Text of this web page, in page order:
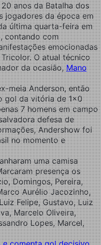
anos da Batalha dos
jogadores da época em
última quarta-feira em
contando com
emocionadas
O atual técnico
da ocasião,Mano
meia Anderson, então
gol da vitória de 1×0
7 homens em campo
defesa de
Andershow foi
no momento e
uma camisa
presença os
Domingos, Pereira,
Aurélio Jacozinho,
Felipe, Gustavo, Luiz
Marcelo Oliveira,
Lopes, Marcel,